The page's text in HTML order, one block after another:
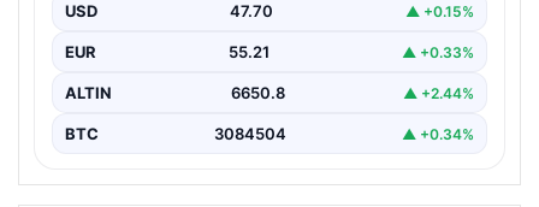
bordo-mavili forma ile ilk resmi antrenmanına katılarak
taraftarların…
USD 47.70 ▲ +0.15%
EUR 55.21 ▲ +0.33%
ALTIN 6650.8 ▲ +2.44%
BTC 3084504 ▲ +0.34%